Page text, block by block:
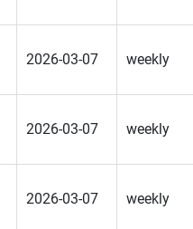
2026-03-07 weekly
2026-03-07 weekly
2026-03-07 weekly